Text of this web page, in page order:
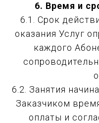
6. Время и
6.1. Срок
оказания Услуг
каждого
6.2. Занятия
Заказчиком
оплаты и